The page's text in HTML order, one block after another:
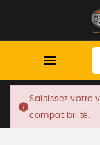

info
Saisissez votre
compatibilité.